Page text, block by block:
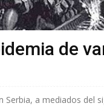
de
Serbia, a mediados del